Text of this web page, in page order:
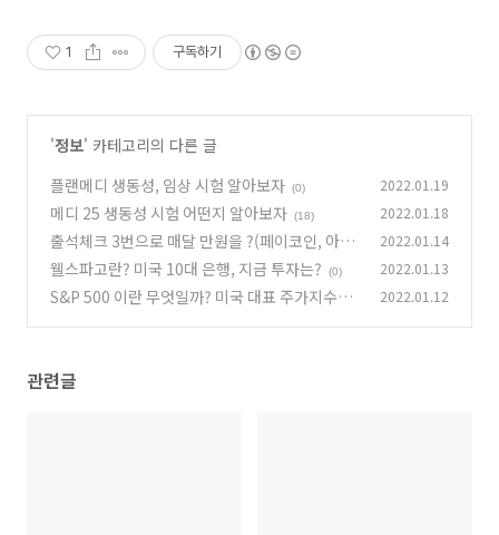
1 구독하기
'정보' 카테고리의 다른 글
플랜메디 생동성, 임상 시험 알아보자 (0) 2022.01.19
메디 25 생동성 시험 어떤지 알아보자 (18) 2022.01.18
출석체크 3번으로 매달 만원을 ?(페이코인, 아하,
샵블리)
(18)
2022.01.14
웰스파고란? 미국 10대 은행, 지금 투자는? (0) 2022.01.13
S&P 500 이란 무엇일까? 미국 대표 주가지수? 2022.01.12
관련글